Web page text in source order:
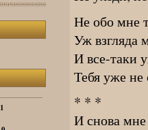
1
Не обо мне
Уж взгляда
И все-таки
Тебя уже
* * *
И снова